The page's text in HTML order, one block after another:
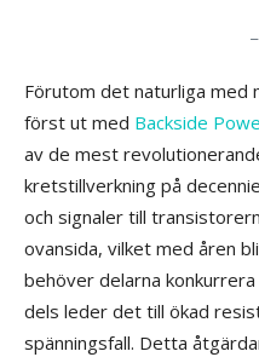
Förutom det naturliga
först ut med Backside
av de mest
kretstillverkning på
och signaler till
ovansida, vilket med åren
behöver delarna
dels leder det till ökad
spänningsfall. Detta